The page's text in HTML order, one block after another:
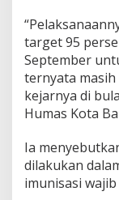
target 95
September
ternyata
kejarnya di
Humas Kota
Ia
dilakukan
imunisasi